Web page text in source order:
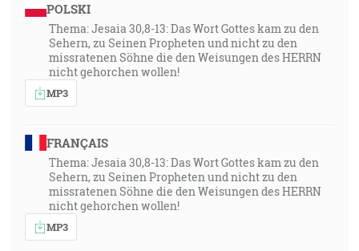
POLSKI
Thema: Jesaia 30,8-13: Das Wort Gottes kam zu den
Sehern, zu Seinen Propheten und nicht zu den
missratenen Söhne die den Weisungen des HERRN
nicht gehorchen wollen!
MP3
FRANÇAIS
Thema: Jesaia 30,8-13: Das Wort Gottes kam zu den
Sehern, zu Seinen Propheten und nicht zu den
missratenen Söhne die den Weisungen des HERRN
nicht gehorchen wollen!
MP3